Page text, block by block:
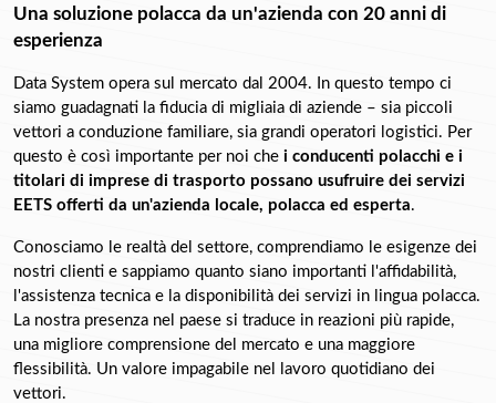
Una soluzione polacca da un'azienda con 20 anni di
esperienza
Data System opera sul mercato dal 2004. In questo tempo ci
siamo guadagnati la fiducia di migliaia di aziende – sia piccoli
vettori a conduzione familiare, sia grandi operatori logistici. Per
questo è così importante per noi che i conducenti polacchi e i
titolari di imprese di trasporto possano usufruire dei servizi
EETS offerti da un'azienda locale, polacca ed esperta.
Conosciamo le realtà del settore, comprendiamo le esigenze dei
nostri clienti e sappiamo quanto siano importanti l'affidabilità,
l'assistenza tecnica e la disponibilità dei servizi in lingua polacca.
La nostra presenza nel paese si traduce in reazioni più rapide,
una migliore comprensione del mercato e una maggiore
flessibilità. Un valore impagabile nel lavoro quotidiano dei
vettori.